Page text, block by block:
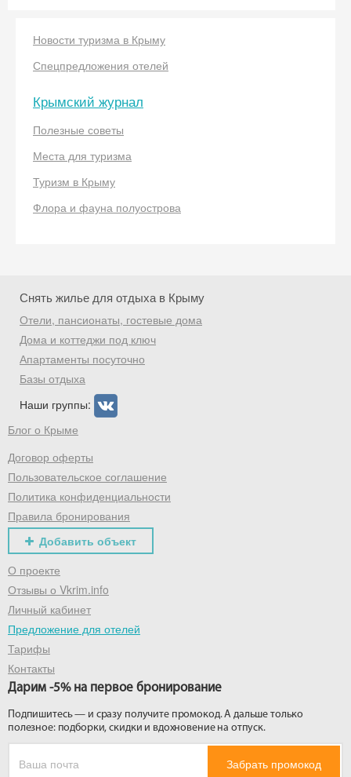
Новости туризма в Крыму
Спецпредложения отелей
Крымский журнал
Полезные советы
Места для туризма
Туризм в Крыму
Флора и фауна полуострова
Снять жилье для отдыха в Крыму
Отели, пансионаты, гостевые дома
Дома и коттеджи под ключ
Апартаменты посуточно
Базы отдыха
Наши группы:
Блог о Крыме
Договор оферты
Пользовательское соглашение
Политика конфиденциальности
Правила бронирования
Добавить объект
О проекте
Отзывы о Vkrim.info
Личный кабинет
Предложение для отелей
Тарифы
Контакты
Дарим -5% на первое бронирование
Подпишитесь — и сразу получите промокод. А дальше только
полезное: подборки, скидки и вдохновение на отпуск.
Забрать промокод